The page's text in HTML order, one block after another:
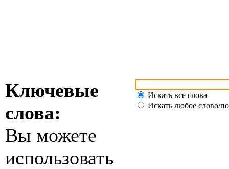
Ключевые
слова:
Вы можете
использовать
Искать все слова
Искать любое слово/